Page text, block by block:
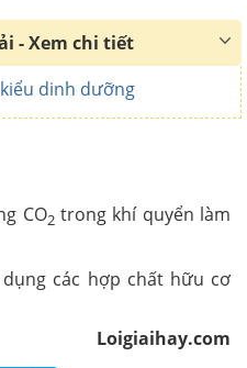
- Xem chi tiết
dinh dưỡng
CO2trong khí quyển làm
các hợp chất hữu cơ
Loigiaihay.com